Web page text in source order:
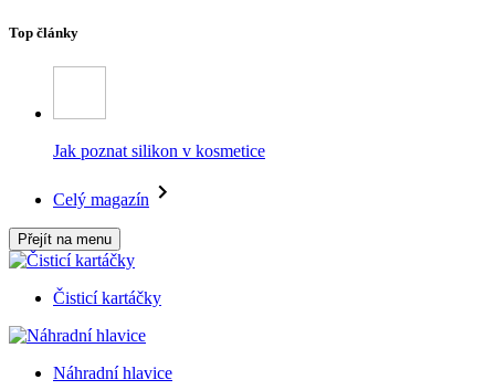
Top články
Jak poznat silikon v kosmetice
Celý magazín
Přejít na menu
Čisticí kartáčky
Náhradní hlavice